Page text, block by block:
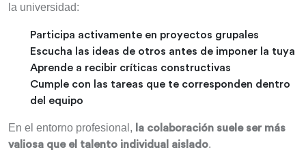
la universidad:
Participa activamente en proyectos grupales
Escucha las ideas de otros antes de imponer la tuya
Aprende a recibir críticas constructivas
Cumple con las tareas que te corresponden dentro
del equipo
En el entorno profesional,
la colaboración suele ser más
valiosa que el talento individual aislado.